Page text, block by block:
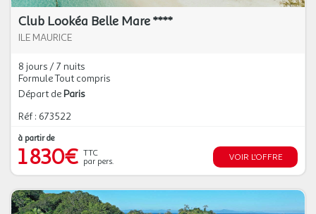
Club Lookéa Belle Mare ****
ILE MAURICE
8 jours / 7 nuits
Formule Tout compris
Départ de Paris
Réf : 673522
à partir de
1 830€ TTC
par pers.
VOIR L'OFFRE